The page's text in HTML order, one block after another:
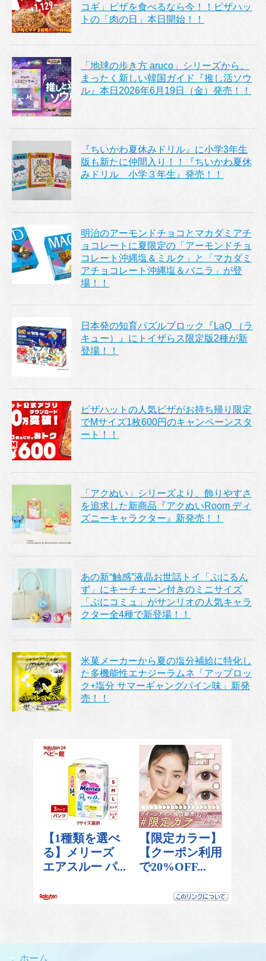
コギ」ピザを食べるなら今！！ピザハッ
トの「肉の日」本日開始！！
「地球の歩き方 aruco」シリーズから、
まったく新しい韓国ガイド『推し活ソウ
ル』本日2026年6月19日（金）発売！！
『ちいかわ夏休みドリル』に小学3年生
版も新たに仲間入り！！『ちいかわ夏休
みドリル 小学３年生』発売！！
明治のアーモンドチョコとマカダミアチ
ョコレートに夏限定の「アーモンドチョ
コレート沖縄塩＆ミルク」と「マカダミ
アチョコレート沖縄塩＆バニラ」が登
場！！
日本発の知育パズルブロック『LaQ （ラ
キュー）』にトイザらス限定版2種が新
登場！！
ピザハットの人気ピザがお持ち帰り限定
でMサイズ1枚600円のキャンペーンスタ
ート！！
「アクぬい」シリーズより、飾りやすさ
を追求した新商品『アクぬいRoom ディ
ズニーキャラクター』新発売！！
あの新“触感”液晶お世話トイ「ぷにるん
ず」にキーチェーン付きのミニサイズ
「ぷにコミュ」がサンリオの人気キャラ
クター全4種で新登場！！
米菓メーカーから夏の塩分補給に特化し
た多機能性エナジーラムネ「アップロッ
ク+塩分 サマーギャングパイン味」新発
売！！
ホーム